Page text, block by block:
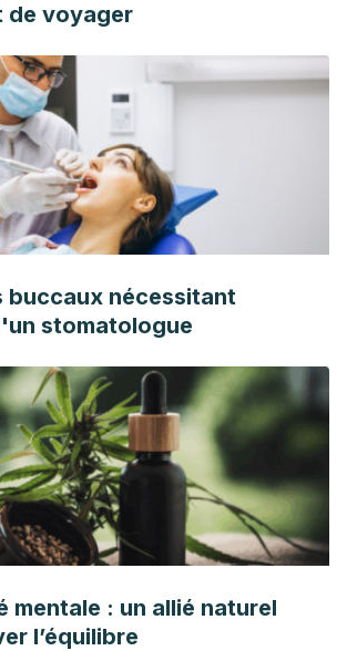
de voyager
buccaux nécessitant
stomatologue
mentale : un allié naturel
l’équilibre